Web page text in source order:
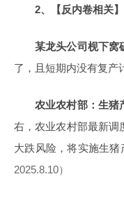
2、【反内卷相关】
某龙头公司枧下窝
了，且短期内没有复产
农业农村部：生猪
右，农业农村部最新调
大跌风险，将实施生
2025.8.10）